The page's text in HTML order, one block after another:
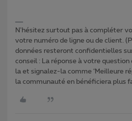
N'hésitez surtout pas à compléter
votre numéro de ligne ou de client.
données resteront confidentielles
conseil : La réponse à votre question
la et signalez-la comme ‘Meilleure
la communauté en bénéficiera plus